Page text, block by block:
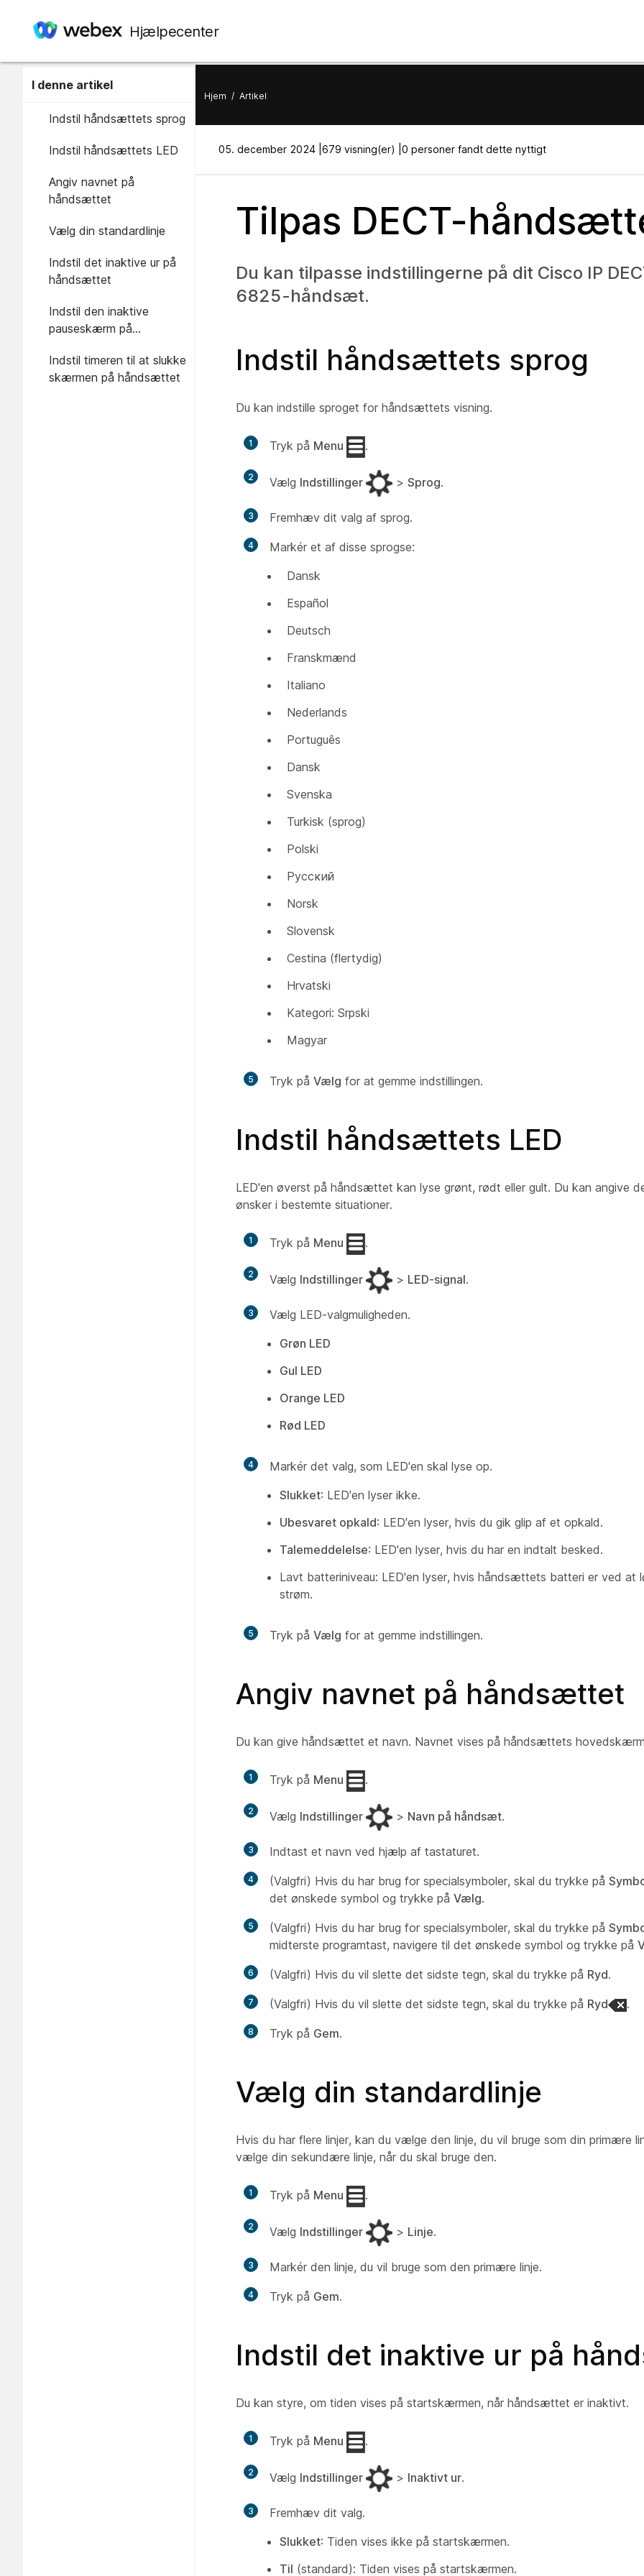
Hjælpecenter
I denne artikel
Indstil håndsættets sprog
Indstil håndsættets LED
Angiv navnet på
håndsættet
Vælg din standardlinje
Indstil det inaktive ur på
håndsættet
Indstil den inaktive
pauseskærm på
Indstil timeren til at slukke
skærmen på håndsættet
Hjem / Artikel
05. december 2024 | 679 visning(er) | 0 personer fandt dette nyttigt
Tilpas DECT-
Du kan tilpasse indstillingerne på dit Cisco IP
6825-håndsæt.
Indstil håndsættets sprog
Du kan indstille sproget for håndsættets visning.
1 Tryk på Menu .
2 Vælg Indstillinger > Sprog.
3 Fremhæv dit valg af sprog.
4
Markér et af disse sprogse:
Dansk
Español
Deutsch
Franskmænd
Italiano
Nederlands
Português
Dansk
Svenska
Turkisk (sprog)
Polski
Pyccĸий
Norsk
Slovensk
Cestina (flertydig)
Hrvatski
Kategori: Srpski
Magyar
5 Tryk på Vælg for at gemme indstillingen.
Indstil håndsættets LED
LED'en øverst på håndsættet kan lyse grønt, rødt eller gult. Du kan angive
ønsker i bestemte situationer.
1 Tryk på Menu .
2 Vælg Indstillinger > LED-signal.
3
Vælg LED-valgmuligheden.
Grøn LED
Gul LED
Orange LED
Rød LED
4
Markér det valg, som LED'en skal lyse op.
Slukket: LED'en lyser ikke.
Ubesvaret opkald: LED'en lyser, hvis du gik glip af et opkald.
Talemeddelelse: LED'en lyser, hvis du har en indtalt besked.
Lavt batteriniveau: LED'en lyser, hvis håndsættets batteri er ved at
strøm.
5 Tryk på Vælg for at gemme indstillingen.
Angiv navnet på håndsættet
Du kan give håndsættet et navn. Navnet vises på håndsættets
1 Tryk på Menu .
2 Vælg Indstillinger > Navn på håndsæt.
3 Indtast et navn ved hjælp af tastaturet.
4 (Valgfri) Hvis du har brug for specialsymboler, skal du trykke på
det ønskede symbol og trykke på Vælg.
5 (Valgfri) Hvis du har brug for specialsymboler, skal du trykke på
midterste programtast, navigere til det ønskede symbol og trykke på
6 (Valgfri) Hvis du vil slette det sidste tegn, skal du trykke på Ryd.
7 (Valgfri) Hvis du vil slette det sidste tegn, skal du trykke på Ryd .
8 Tryk på Gem.
Vælg din standardlinje
Hvis du har flere linjer, kan du vælge den linje, du vil bruge som din primære
vælge din sekundære linje, når du skal bruge den.
1 Tryk på Menu .
2 Vælg Indstillinger > Linje.
3 Markér den linje, du vil bruge som den primære linje.
4 Tryk på Gem.
Indstil det inaktive ur på
Du kan styre, om tiden vises på startskærmen, når håndsættet er inaktivt.
1 Tryk på Menu .
2 Vælg Indstillinger > Inaktivt ur.
3
Fremhæv dit valg.
Slukket: Tiden vises ikke på startskærmen.
Til (standard): Tiden vises på startskærmen.